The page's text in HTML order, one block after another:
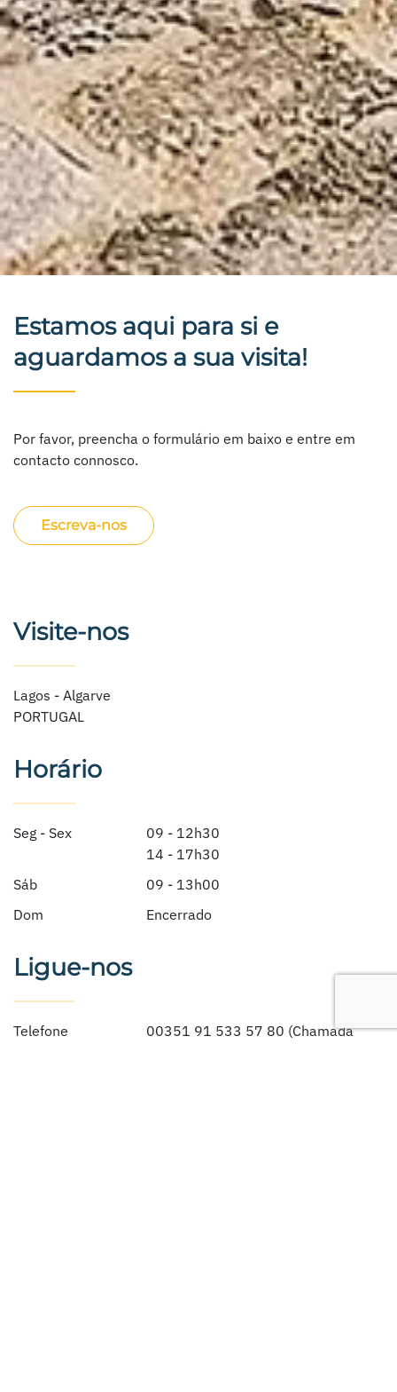
Estamos aqui para si e
aguardamos a sua visita!
Por favor, preencha o formulário em baixo e entre em
contacto connosco.
Escreva-nos
Visite-nos
Lagos - Algarve
PORTUGAL
Horário
Seg - Sex
09 - 12h30
14 - 17h30
Sáb
09 - 13h00
Dom
Encerrado
Ligue-nos
Telefone 00351 91 533 57 80 (Chamada